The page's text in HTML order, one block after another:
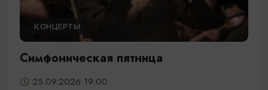
КОНЦЕРТЫ
Симфоническая пятница
25.09.2026 19:00